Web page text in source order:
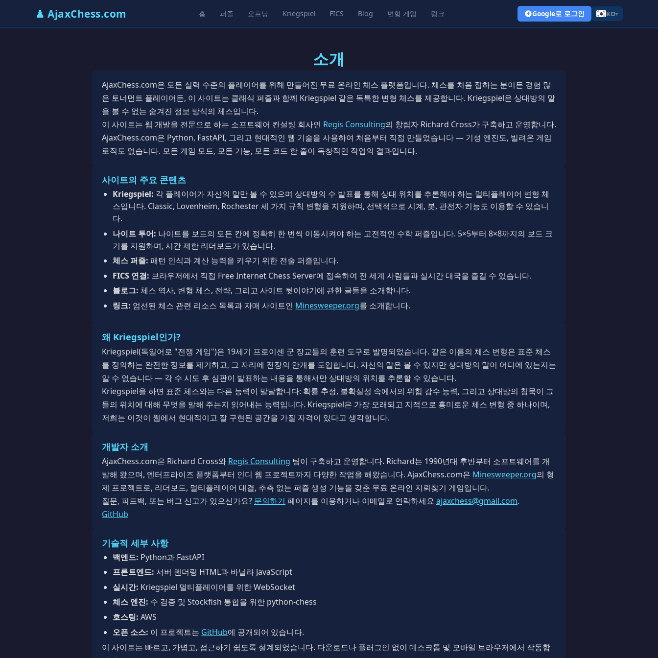
♟ AjaxChess.com 홈 퍼즐 오프닝 Kriegspiel FICS Blog 변형 게임 링크 Google로 로그인 KO▾
소개
AjaxChess.com은 모든 실력 수준의 플레이어를 위해 만들어진 무료 온라인 체스 플랫폼입니다. 체스를 처음 접하는 분이든 경험 많
은 토너먼트 플레이어든, 이 사이트는 클래식 퍼즐과 함께 Kriegspiel 같은 독특한 변형 체스를 제공합니다. Kriegspiel은 상대방의 말
을 볼 수 없는 숨겨진 정보 방식의 체스입니다.
이 사이트는 웹 개발을 전문으로 하는 소프트웨어 컨설팅 회사인 Regis Consulting의 창립자 Richard Cross가 구축하고 운영합니다.
AjaxChess.com은 Python, FastAPI, 그리고 현대적인 웹 기술을 사용하여 처음부터 직접 만들었습니다 — 기성 엔진도, 빌려온 게임
로직도 없습니다. 모든 게임 모드, 모든 기능, 모든 코드 한 줄이 독창적인 작업의 결과입니다.
사이트의 주요 콘텐츠
Kriegspiel: 각 플레이어가 자신의 말만 볼 수 있으며 상대방의 수 발표를 통해 상대 위치를 추론해야 하는 멀티플레이어 변형 체
스입니다. Classic, Lovenheim, Rochester 세 가지 규칙 변형을 지원하며, 선택적으로 시계, 봇, 관전자 기능도 이용할 수 있습니
다.
나이트 투어: 나이트를 보드의 모든 칸에 정확히 한 번씩 이동시켜야 하는 고전적인 수학 퍼즐입니다. 5×5부터 8×8까지의 보드 크
기를 지원하며, 시간 제한 리더보드가 있습니다.
체스 퍼즐: 패턴 인식과 계산 능력을 키우기 위한 전술 퍼즐입니다.
FICS 연결: 브라우저에서 직접 Free Internet Chess Server에 접속하여 전 세계 사람들과 실시간 대국을 즐길 수 있습니다.
블로그: 체스 역사, 변형 체스, 전략, 그리고 사이트 뒷이야기에 관한 글들을 소개합니다.
링크: 엄선된 체스 관련 리소스 목록과 자매 사이트인 Minesweeper.org를 소개합니다.
왜 Kriegspiel인가?
Kriegspiel(독일어로 "전쟁 게임")은 19세기 프로이센 군 장교들의 훈련 도구로 발명되었습니다. 같은 이름의 체스 변형은 표준 체스
를 정의하는 완전한 정보를 제거하고, 그 자리에 전장의 안개를 도입합니다. 자신의 말은 볼 수 있지만 상대방의 말이 어디에 있는지는
알 수 없습니다 — 각 수 시도 후 심판이 발표하는 내용을 통해서만 상대방의 위치를 추론할 수 있습니다.
Kriegspiel을 하면 표준 체스와는 다른 능력이 발달합니다: 확률 추정, 불확실성 속에서의 위험 감수 능력, 그리고 상대방의 침묵이 그
들의 위치에 대해 무엇을 말해 주는지 읽어내는 능력입니다. Kriegspiel은 가장 오래되고 지적으로 흥미로운 체스 변형 중 하나이며,
저희는 이것이 웹에서 현대적이고 잘 구현된 공간을 가질 자격이 있다고 생각합니다.
개발자 소개
AjaxChess.com은 Richard Cross와 Regis Consulting 팀이 구축하고 운영합니다. Richard는 1990년대 후반부터 소프트웨어를 개
발해 왔으며, 엔터프라이즈 플랫폼부터 인디 웹 프로젝트까지 다양한 작업을 해왔습니다. AjaxChess.com은 Minesweeper.org의 형
제 프로젝트로, 리더보드, 멀티플레이어 대결, 추측 없는 퍼즐 생성 기능을 갖춘 무료 온라인 지뢰찾기 게임입니다.
질문, 피드백, 또는 버그 신고가 있으신가요? 문의하기 페이지를 이용하거나 이메일로 연락하세요 ajaxchess@gmail.com.
GitHub
기술적 세부 사항
백엔드: Python과 FastAPI
프론트엔드: 서버 렌더링 HTML과 바닐라 JavaScript
실시간: Kriegspiel 멀티플레이어를 위한 WebSocket
체스 엔진: 수 검증 및 Stockfish 통합을 위한 python-chess
호스팅: AWS
오픈 소스: 이 프로젝트는 GitHub에 공개되어 있습니다.
이 사이트는 빠르고, 가볍고, 접근하기 쉽도록 설계되었습니다. 다운로드나 플러그인 없이 데스크톱 및 모바일 브라우저에서 작동합